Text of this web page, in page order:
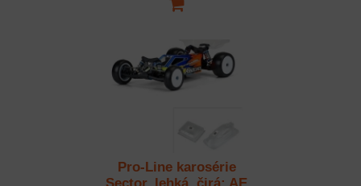
Pro-Line karosérie